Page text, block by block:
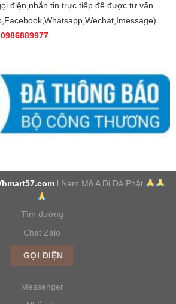
điện,nhắn tin trực tiếp để được tư vấn
0986889977
l Nam Mô A Di Đà Phật
Tìm đường
Chat Zalo
GỌI ĐIỆN
Messenger